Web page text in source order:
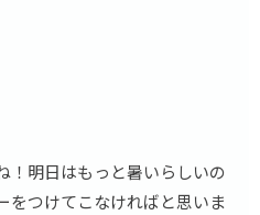
！明日はもっと暑いらしいの
をつけてこなければと思いま